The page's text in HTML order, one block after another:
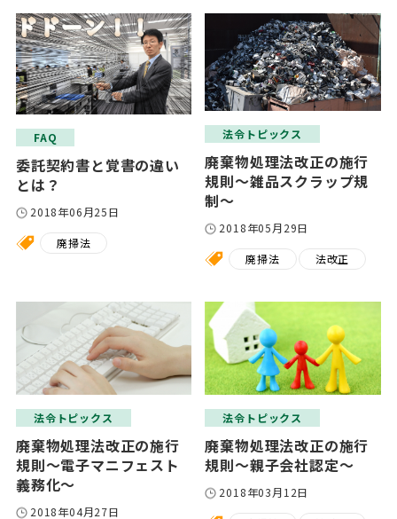
FAQ
委託契約書と覚書の違い
とは？
2018年06月25日
廃掃法
法令トピックス
廃棄物処理法改正の施行
規則～雑品スクラップ規
制～
2018年05月29日
廃掃法 法改正
法令トピックス
廃棄物処理法改正の施行
規則～電子マニフェスト
義務化～
2018年04月27日
法令トピックス
廃棄物処理法改正の施行
規則～親子会社認定～
2018年03月12日